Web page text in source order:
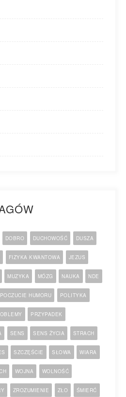
DOBRO DUCHOWOŚĆ DUSZA
FIZYKA KWANTOWA JEZUS
MUZYKA MÓZG NAUKA NDE
POCZUCIE HUMORU POLITYKA
PRZYPADEK
SENS SENS ŻYCIA STRACH
SZCZĘŚCIE SŁOWA WIARA
WOJNA WOLNOŚĆ
ZROZUMIENIE ZŁO ŚMIERĆ